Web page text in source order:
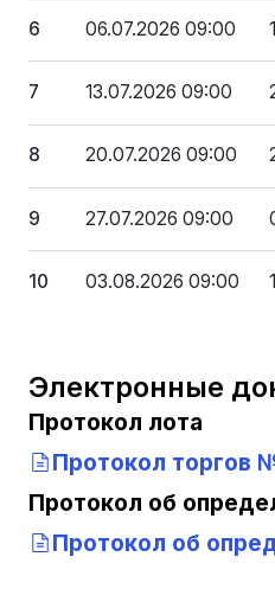
6 06.07.2026 09:00
7 13.07.2026 09:00
8 20.07.2026 09:00
9 27.07.2026 09:00
10 03.08.2026 09:00
Электронные
Протокол лота
Протокол торгов
Протокол об
Протокол об